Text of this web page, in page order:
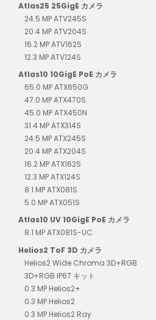
Atlas25 25GigE カメラ
24.5 MP ATV245S
20.4 MP ATV204S
16.2 MP ATV162S
12.3 MP ATV124S
Atlas10 10GigE PoE カメラ
65.0 MP ATX650G
47.0 MP ATX470S
45.0 MP ATX450N
31.4 MP ATX314S
24.5 MP ATX245S
20.4 MP ATX204S
16.2 MP ATX162S
12.3 MP ATX124S
8.1 MP ATX081S
5.0 MP ATX051S
Atlas10 UV 10GigE PoE カメラ
8.1 MP ATX081S-UC
Helios2 ToF 3D カメラ
Helios2 Wide Chroma 3D+RGB
3D+RGB IP67 キット
0.3 MP Helios2+
0.3 MP Helios2
0.3 MP Helios2 Ray